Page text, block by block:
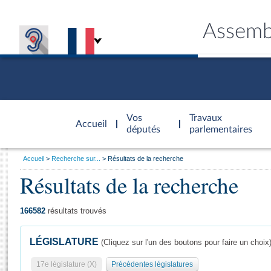
Accueil
d'accueil
Vos
députés
Travaux
parlementaires
Général
Vous
Accueil Recherche sur... Résultats de la recherche
Résultats de la recherche
166582 résultats trouvés
LÉGISLATURE (Cliquez sur l'un des boutons pour faire un choix)
17e législature (X) Précédentes législatures